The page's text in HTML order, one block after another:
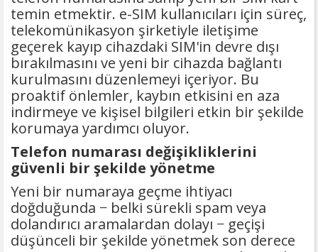
temin etmektir. e-SIM kullanıcıları için süreç,
telekomünikasyon şirketiyle iletişime
geçerek kayıp cihazdaki SIM'in devre dışı
bırakılmasını ve yeni bir cihazda bağlantı
kurulmasını düzenlemeyi içeriyor. Bu
proaktif önlemler, kaybın etkisini en aza
indirmeye ve kişisel bilgileri etkin bir şekilde
korumaya yardımcı oluyor.
Telefon numarası değişikliklerini
güvenli bir şekilde yönetme
Yeni bir numaraya geçme ihtiyacı
doğduğunda − belki sürekli spam veya
dolandırıcı aramalardan dolayı − geçişi
düşünceli bir şekilde yönetmek son derece